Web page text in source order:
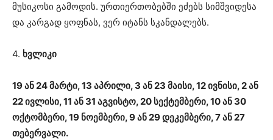
მუსიკოსი გამოდის. ურთიერთობებში ეძებს სიმშვიდესა
და კარგად ყოფნას, ვერ იტანს სკანდალებს.
4. ხვლიკი
19 ან 24 მარტი, 13 აპრილი, 3 ან 23 მაისი, 12 ივნისი, 2 ან
22 ივლისი, 11 ან 31 აგვისტო, 20 სექტემბერი, 10 ან 30
ოქტომბერი, 19 ნოემბერი, 9 ან 29 დეკემბერი, 7 ან 27
თებერვალი.